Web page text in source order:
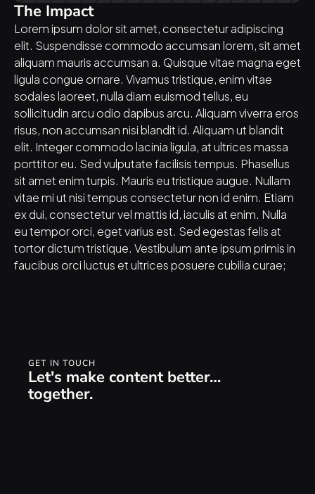
The Impact
Lorem ipsum dolor sit amet, consectetur adipiscing
elit. Suspendisse commodo accumsan lorem, sit amet
aliquam mauris accumsan a. Quisque vitae magna eget
ligula congue ornare. Vivamus tristique, enim vitae
sodales laoreet, nulla diam euismod tellus, eu
sollicitudin arcu odio dapibus arcu. Aliquam viverra eros
risus, non accumsan nisi blandit id. Aliquam ut blandit
elit. Integer commodo lacinia ligula, at ultrices massa
porttitor eu. Sed vulputate facilisis tempus. Phasellus
sit amet enim turpis. Mauris eu tristique augue. Nullam
vitae mi ut nisi tempus consectetur non id enim. Etiam
ex dui, consectetur vel mattis id, iaculis at enim. Nulla
eu tempor orci, eget varius est. Sed egestas felis at
tortor dictum tristique. Vestibulum ante ipsum primis in
faucibus orci luctus et ultrices posuere cubilia curae;
GET IN TOUCH
Let's make content better…
together.